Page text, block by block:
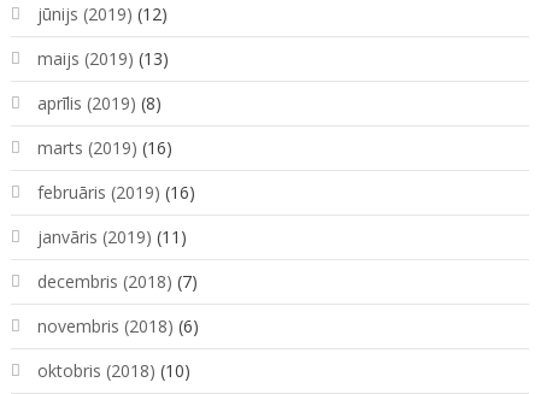
jūnijs (2019) (12)
maijs (2019) (13)
aprīlis (2019) (8)
marts (2019) (16)
februāris (2019) (16)
janvāris (2019) (11)
decembris (2018) (7)
novembris (2018) (6)
oktobris (2018) (10)